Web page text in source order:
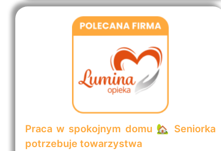
Praca w spokojnym domu 🏡 Seniorka
potrzebuje towarzystwa